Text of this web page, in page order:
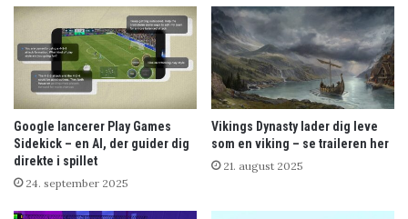
Google lancerer Play Games
Sidekick – en AI, der guider dig
direkte i spillet
24. september 2025
Vikings Dynasty lader dig leve
som en viking – se traileren her
21. august 2025